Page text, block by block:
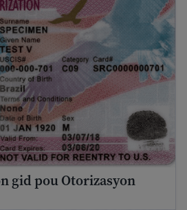
gid pou Otorizasyon